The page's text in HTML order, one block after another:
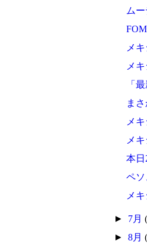
ム
メ
メ
「
ま
メ
メ
本日
ペ
メ
► 7月
►8月